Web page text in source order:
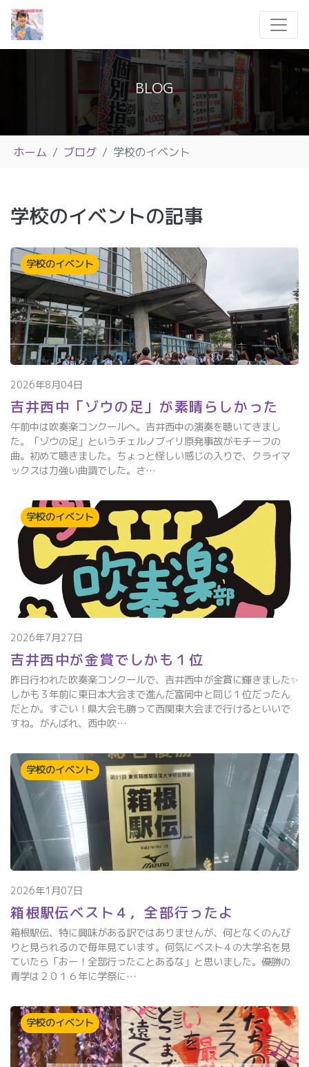
BLOG
ホーム ブログ 学校のイベント
学校のイベントの記事
学校のイベント
2026年8月04日
吉井西中「ゾウの足」が素晴らしかった
午前中は吹奏楽コンクールへ。吉井西中の演奏を聴いてきまし
た。「ゾウの足」というチェルノブイリ原発事故がモチーフの
曲。初めて聴きました。ちょっと怪しい感じの入りで、クライマ
ックスは力強い曲調でした。さ…
学校のイベント
2026年7月27日
吉井西中が金賞でしかも１位
昨日行われた吹奏楽コンクールで、吉井西中が金賞に輝きました✨
しかも３年前に東日本大会まで進んだ富岡中と同じ１位だったん
だとか。すごい！県大会も勝って西関東大会まで行けるといいで
すね。がんばれ、西中吹…
学校のイベント
2026年1月07日
箱根駅伝ベスト４，全部行ったよ
箱根駅伝、特に興味がある訳ではありませんが、何となくのんび
りと見られるので毎年見ています。何気にベスト４の大学名を見
ていたら「おー！全部行ったことあるな」と思いました。優勝の
青学は２０１６年に学祭に…
学校のイベント